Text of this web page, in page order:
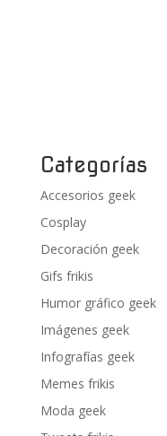
Categorías
Accesorios geek
Cosplay
Decoración geek
Gifs frikis
Humor gráfico geek
Imágenes geek
Infografías geek
Memes frikis
Moda geek